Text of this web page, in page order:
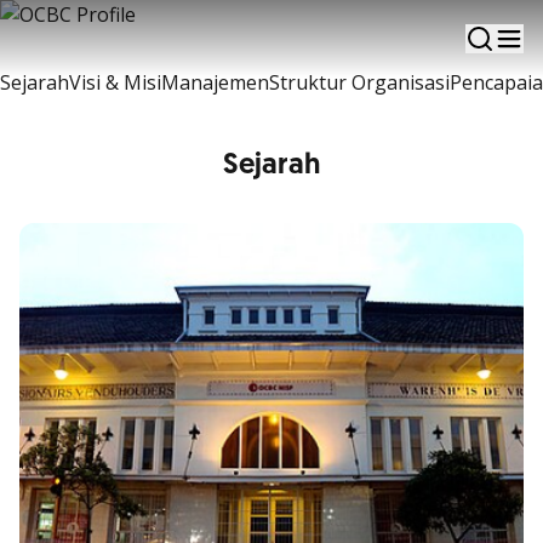
Sekilas informasi mengenai perkembangan OCBC
SejarahVisi & MisiManajemenStruktur Organisasi
Sejarah